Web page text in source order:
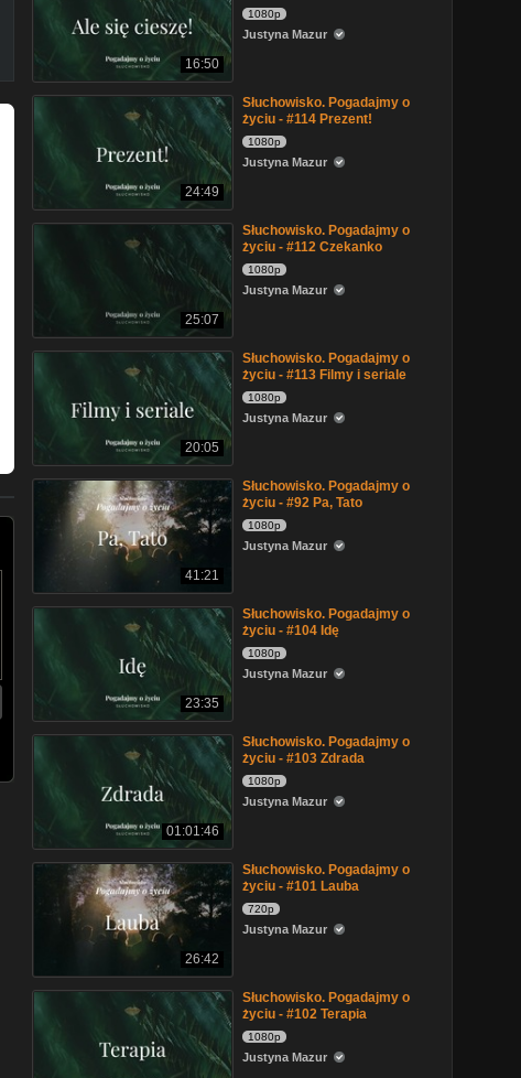
16:50
1080p
Justyna Mazur
24:49
Słuchowisko. Pogadajmy o
życiu - #114 Prezent!
1080p
Justyna Mazur
25:07
Słuchowisko. Pogadajmy o
życiu - #112 Czekanko
1080p
Justyna Mazur
20:05
Słuchowisko. Pogadajmy o
życiu - #113 Filmy i seriale
1080p
Justyna Mazur
41:21
Słuchowisko. Pogadajmy o
życiu - #92 Pa, Tato
1080p
Justyna Mazur
23:35
Słuchowisko. Pogadajmy o
życiu - #104 Idę
1080p
Justyna Mazur
01:01:46
Słuchowisko. Pogadajmy o
życiu - #103 Zdrada
1080p
Justyna Mazur
26:42
Słuchowisko. Pogadajmy o
życiu - #101 Lauba
720p
Justyna Mazur
Słuchowisko. Pogadajmy o
życiu - #102 Terapia
1080p
Justyna Mazur